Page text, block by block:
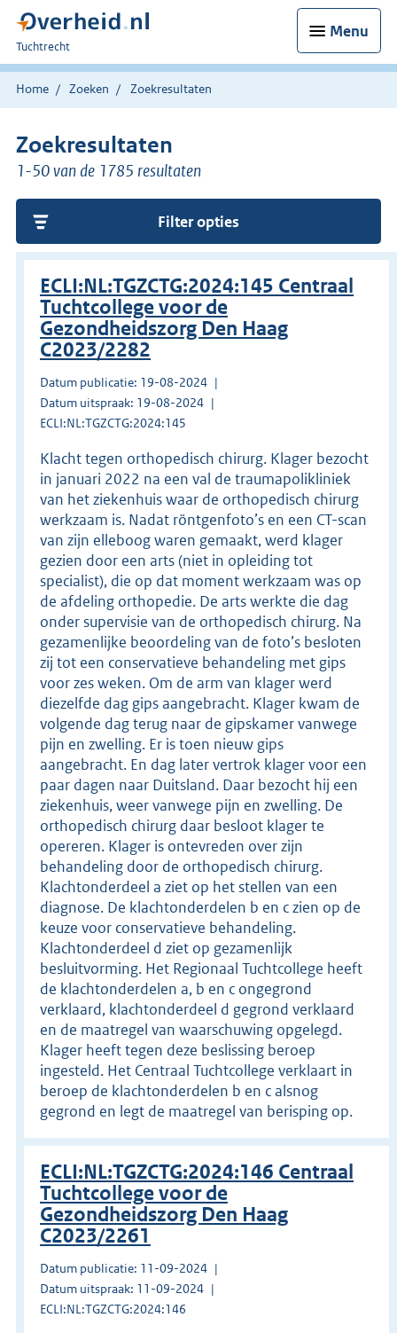
Menu
U
bent
hier:
Tuchtrecht
Home Zoeken Zoekresultaten
Zoekresultaten
1-50 van de 1785 resultaten
Filter opties
ECLI:NL:TGZCTG:2024:145 Centraal
Tuchtcollege voor de
Gezondheidszorg Den Haag
C2023/2282
Datum publicatie: 19-08-2024
Datum uitspraak: 19-08-2024
ECLI:NL:TGZCTG:2024:145
Klacht tegen orthopedisch chirurg. Klager bezocht
in januari 2022 na een val de traumapolikliniek
van het ziekenhuis waar de orthopedisch chirurg
werkzaam is. Nadat röntgenfoto’s en een CT-scan
van zijn elleboog waren gemaakt, werd klager
gezien door een arts (niet in opleiding tot
specialist), die op dat moment werkzaam was op
de afdeling orthopedie. De arts werkte die dag
onder supervisie van de orthopedisch chirurg. Na
gezamenlijke beoordeling van de foto’s besloten
zij tot een conservatieve behandeling met gips
voor zes weken. Om de arm van klager werd
diezelfde dag gips aangebracht. Klager kwam de
volgende dag terug naar de gipskamer vanwege
pijn en zwelling. Er is toen nieuw gips
aangebracht. En dag later vertrok klager voor een
paar dagen naar Duitsland. Daar bezocht hij een
ziekenhuis, weer vanwege pijn en zwelling. De
orthopedisch chirurg daar besloot klager te
opereren. Klager is ontevreden over zijn
behandeling door de orthopedisch chirurg.
Klachtonderdeel a ziet op het stellen van een
diagnose. De klachtonderdelen b en c zien op de
keuze voor conservatieve behandeling.
Klachtonderdeel d ziet op gezamenlijk
besluitvorming. Het Regionaal Tuchtcollege heeft
de klachtonderdelen a, b en c ongegrond
verklaard, klachtonderdeel d gegrond verklaard
en de maatregel van waarschuwing opgelegd.
Klager heeft tegen deze beslissing beroep
ingesteld. Het Centraal Tuchtcollege verklaart in
beroep de klachtonderdelen b en c alsnog
gegrond en legt de maatregel van berisping op.
ECLI:NL:TGZCTG:2024:146 Centraal
Tuchtcollege voor de
Gezondheidszorg Den Haag
C2023/2261
Datum publicatie: 11-09-2024
Datum uitspraak: 11-09-2024
ECLI:NL:TGZCTG:2024:146